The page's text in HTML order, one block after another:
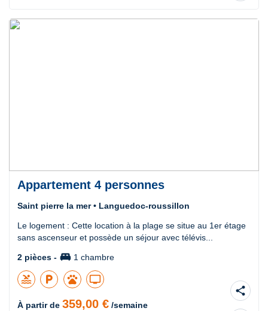
Appartement 4 personnes
Saint pierre la mer • Languedoc-roussillon
Le logement : Cette location à la plage se situe au 1er étage
sans ascenseur et possède un séjour avec télévis...
2 pièces - king_bed 1 chambre
pool local_parking pets tv
À partir de 359,00 € /semaine
share